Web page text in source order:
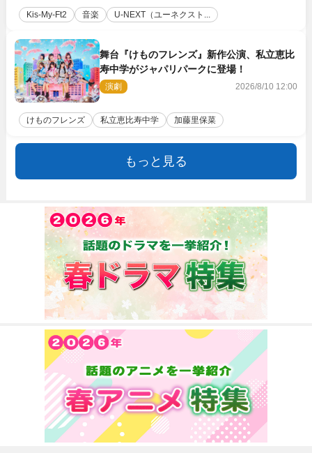
Kis‐My‐Ft2 音楽 U‐NEXT（ユーネクスト...
舞台『けものフレンズ』新作公演、私立恵比
寿中学がジャパリパークに登場！
演劇 2026/8/10 12:00
けものフレンズ 私立恵比寿中学 加藤里保菜
もっと見る